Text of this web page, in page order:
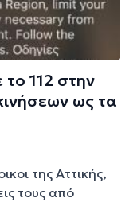
112 στην
ως τα
της Αττικής,
τους από